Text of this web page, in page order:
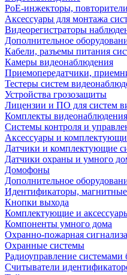
PoE-инжекторы, повторители
Аксессуары для монтажа
Видеорегистраторы
Дополнительное
Кабели, разъемы питания
Камеры видеонаблюдения
Приемопередатчики,
Тестеры систем
Устройства грозозащиты
Лицензии и ПО для систем
Комплекты видеонаблюдения
Системы контроля и
Аксессуары и
Датчики и комплектующие
Датчики охраны и умного
Домофоны
Дополнительное
Идентификаторы,
Кнопки выхода
Комплектующие и
Компоненты умного дома
Охранно-пожарная
Охранные системы
Радиоуправление системами
Считыватели